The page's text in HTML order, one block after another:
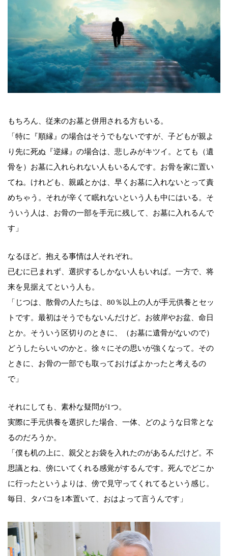
もちろん、従来のお墓と併用される方もいる。
「特に『順縁』の場合はそうでもないですが、子どもが親よ
り先に死ぬ『逆縁』の場合は、悲しみがキツイ。とても（遺
骨を）お墓に入れられない人もいるんです。お骨を家に置い
てね。けれども、親戚とかは、早くお墓に入れないとって責
めちゃう。それが辛くて眠れないという人も中にはいる。そ
ういう人は、お骨の一部を手元に残して、お墓に入れるんで
す」
なるほど。抱える事情は人それぞれ。
已むに已まれず、選択するしかない人もいれば。一方で、将
来を見据えてという人も。
「じつは、散骨の人たちは、80％以上の人が手元供養とセッ
トです。最初はそうでもないんだけど。お彼岸やお盆、命日
とか。そういう区切りのときに、（お墓に遺骨がないので）
どうしたらいいのかと。徐々にその思いが強くなって。その
ときに、お骨の一部でも取っておけばよかったと考えるの
で」
それにしても、素朴な疑問が1つ。
実際に手元供養を選択した場合、一体、どのような日常とな
るのだろうか。
「僕も机の上に、親父とお袋を入れたのがあるんだけど。不
思議とね、傍にいてくれる感覚がするんです。死んでどこか
に行ったというよりは、傍で見守ってくれてるという感じ。
毎日、タバコを1本置いて、おはよって言うんです」